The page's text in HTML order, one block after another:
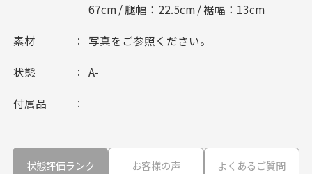
67cm / 腿幅：22.5cm / 裾幅：13cm
素材 写真をご参照ください。
状態 A-
付属品
状態評価ランク お客様の声 よくあるご質問